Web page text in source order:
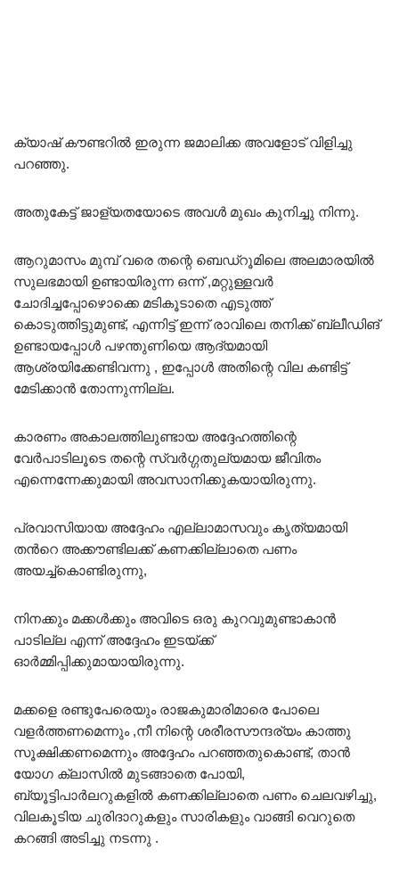
ക്യാഷ് കൗണ്ടറിൽ ഇരുന്ന ജമാലിക്ക അവളോട് വിളിച്ചു
പറഞ്ഞു.
അതുകേട്ട് ജാള്യതയോടെ അവൾ മുഖം കുനിച്ചു നിന്നു.
ആറുമാസം മുമ്പ് വരെ തന്റെ ബെഡ്റൂമിലെ അലമാരയിൽ
സുലഭമായി ഉണ്ടായിരുന്ന ഒന്ന് ,മറ്റുള്ളവർ
ചോദിച്ചപ്പോഴൊക്കെ മടികൂടാതെ എടുത്ത്
കൊടുത്തിട്ടുമുണ്ട്, എന്നിട്ട് ഇന്ന് രാവിലെ തനിക്ക് ബ്ലീഡിങ്
ഉണ്ടായപ്പോൾ പഴന്തുണിയെ ആദ്യമായി
ആശ്രയിക്കേണ്ടിവന്നു , ഇപ്പോൾ അതിന്റെ വില കണ്ടിട്ട്
മേടിക്കാൻ തോന്നുന്നില്ല.
കാരണം അകാലത്തിലുണ്ടായ അദ്ദേഹത്തിന്റെ
വേർപാടിലൂടെ തന്റെ സ്വർഗ്ഗതുല്യമായ ജീവിതം
എന്നെന്നേക്കുമായി അവസാനിക്കുകയായിരുന്നു.
പ്രവാസിയായ അദ്ദേഹം എല്ലാമാസവും കൃത്യമായി
തൻറെ അക്കൗണ്ടിലക്ക് കണക്കില്ലാതെ പണം
അയച്ച്കൊണ്ടിരുന്നു,
നിനക്കും മക്കൾക്കും അവിടെ ഒരു കുറവുമുണ്ടാകാൻ
പാടില്ല എന്ന് അദ്ദേഹം ഇടയ്ക്ക്
ഓർമ്മിപ്പിക്കുമായായിരുന്നു.
മക്കളെ രണ്ടുപേരെയും രാജകുമാരിമാരെ പോലെ
വളർത്തണമെന്നും ,നീ നിന്റെ ശരീരസൗന്ദര്യം കാത്തു
സൂക്ഷിക്കണമെന്നും അദ്ദേഹം പറഞ്ഞതുകൊണ്ട്, താൻ
യോഗ ക്ലാസിൽ മുടങ്ങാതെ പോയി,
ബ്യൂട്ടിപാർലറുകളിൽ കണക്കില്ലാതെ പണം ചെലവഴിച്ചു,
വിലകൂടിയ ചുരിദാറുകളും സാരികളും വാങ്ങി വെറുതെ
കറങ്ങി അടിച്ചു നടന്നു .